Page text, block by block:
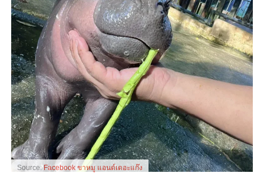
Source: Facebook ขาหมู แอนด์เดอะแก๊ง